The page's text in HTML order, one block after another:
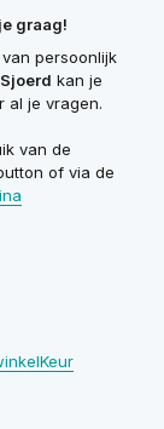
graag!
persoonlijk
Sjoerd kan je
al je vragen.
van de
of via de